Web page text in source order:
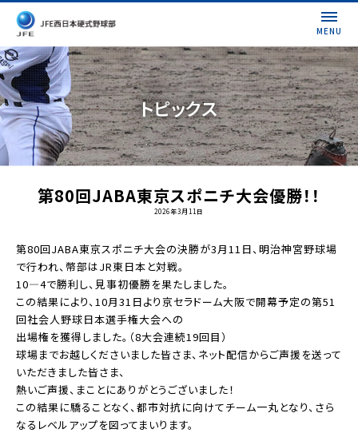
MENU
トピックス
第80回JABA東京スポニチ大会優勝！！
2026年3月11日
第80回JABA東京スポニチ大会の決勝が3月11日、明治神宮野球場
で行われ、幣部はJR東日本と対戦。
10―4で勝利し、見事初優勝を果たしました。
この結果により、10月31日より京セラドーム大阪で開幕予定の第51
回社会人野球日本選手権大会への
出場権を獲得しました。（8大会連続19回目）
球場までお越しくださいました皆さま、ネット配信からご声援を送って
いただきました皆さま、
熱いご声援、まことにありがとうございました！
この結果に驕ることなく、都市対抗に向けてチーム一丸となり、さら
なるレベルアップを図ってまいります。